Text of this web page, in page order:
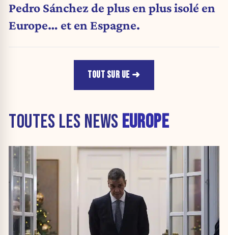
Pedro Sánchez de plus en plus isolé en
Europe… et en Espagne.
TOUT SUR UE
TOUTES LES NEWS EUROPE